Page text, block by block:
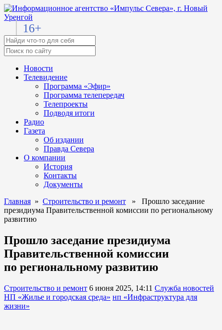
16+
Новости
Телевидение
Программа «Эфир»
Программа телепередач
Телепроекты
Подводя итоги
Радио
Газета
Об издании
Правда Севера
О компании
История
Контакты
Документы
Главная » Строительство и ремонт » Прошло заседание
президиума Правительственной комиссии по региональному
развитию
Прошло заседание президиума
Правительственной комиссии
по региональному развитию
Строительство и ремонт 6 июня 2025, 14:11 Служба новостей
НП «Жилье и городская среда» нп «Инфраструктура для
жизни»